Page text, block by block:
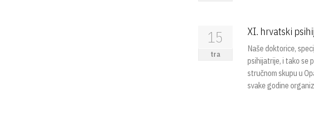
15
tra
XI. hrvatski
Naše doktorice,
psihijatrije, i tako se
stručnom skupu u
svake godine